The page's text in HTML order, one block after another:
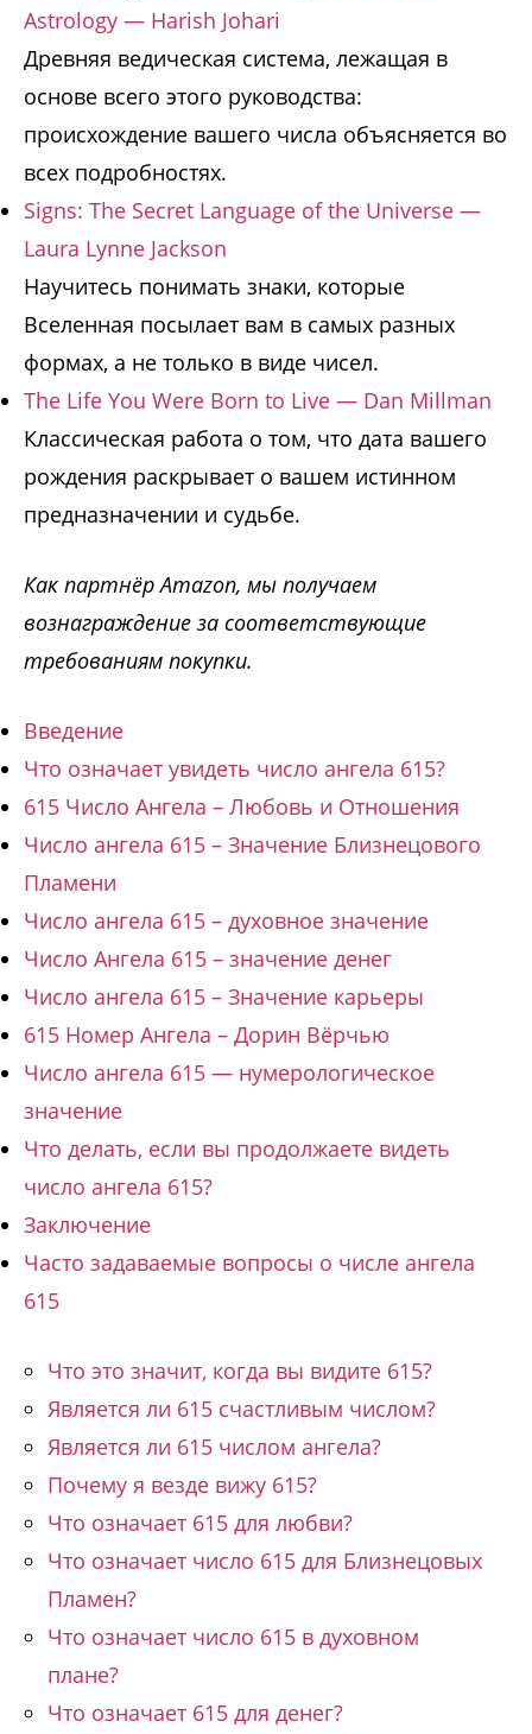
Astrology — Harish Johari
Древняя ведическая система, лежащая в
основе всего этого руководства:
происхождение вашего числа объясняется во
всех подробностях.
Signs: The Secret Language of the Universe —
Laura Lynne Jackson
Научитесь понимать знаки, которые
Вселенная посылает вам в самых разных
формах, а не только в виде чисел.
The Life You Were Born to Live — Dan Millman
Классическая работа о том, что дата вашего
рождения раскрывает о вашем истинном
предназначении и судьбе.
Как партнёр Amazon, мы получаем
вознаграждение за соответствующие
требованиям покупки.
Введение
Что означает увидеть число ангела 615?
615 Число Ангела – Любовь и Отношения
Число ангела 615 – Значение Близнецового
Пламени
Число ангела 615 – духовное значение
Число Ангела 615 – значение денег
Число ангела 615 – Значение карьеры
615 Номер Ангела – Дорин Вёрчью
Число ангела 615 — нумерологическое
значение
Что делать, если вы продолжаете видеть
число ангела 615?
Заключение
Часто задаваемые вопросы о числе ангела
615
Что это значит, когда вы видите 615?
Является ли 615 счастливым числом?
Является ли 615 числом ангела?
Почему я везде вижу 615?
Что означает 615 для любви?
Что означает число 615 для Близнецовых
Пламен?
Что означает число 615 в духовном
плане?
Что означает 615 для денег?